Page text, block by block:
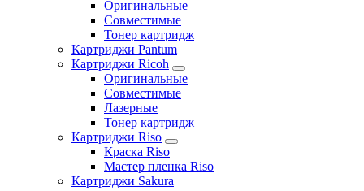
Оригинальные
Совместимые
Тонер картридж
Картриджи Pantum
Картриджи Ricoh
Оригинальные
Совместимые
Лазерные
Тонер картридж
Картриджи Riso
Краска Riso
Мастер пленка Riso
Картриджи Sakura